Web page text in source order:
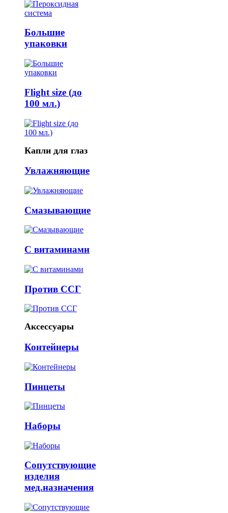
Большие
упаковки
Flight size (до
100 мл.)
Капли для глаз
Увлажняющие
Смазывающие
С витаминами
Против ССГ
Аксессуары
Контейнеры
Пинцеты
Наборы
Сопутствующие
изделия
мед.назначения